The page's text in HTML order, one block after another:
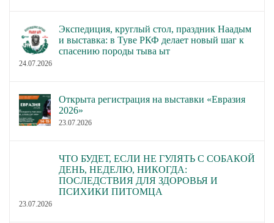
Экспедиция, круглый стол, праздник Наадым
и выставка: в Туве РКФ делает новый шаг к
спасению породы тыва ыт
24.07.2026
Открыта регистрация на выставки «Евразия
2026»
23.07.2026
ЧТО БУДЕТ, ЕСЛИ НЕ ГУЛЯТЬ С СОБАКОЙ
ДЕНЬ, НЕДЕЛЮ, НИКОГДА:
ПОСЛЕДСТВИЯ ДЛЯ ЗДОРОВЬЯ И
ПСИХИКИ ПИТОМЦА
23.07.2026